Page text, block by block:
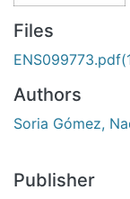
Files
ENS099773.pdf
Authors
Soria Gómez,
Publisher